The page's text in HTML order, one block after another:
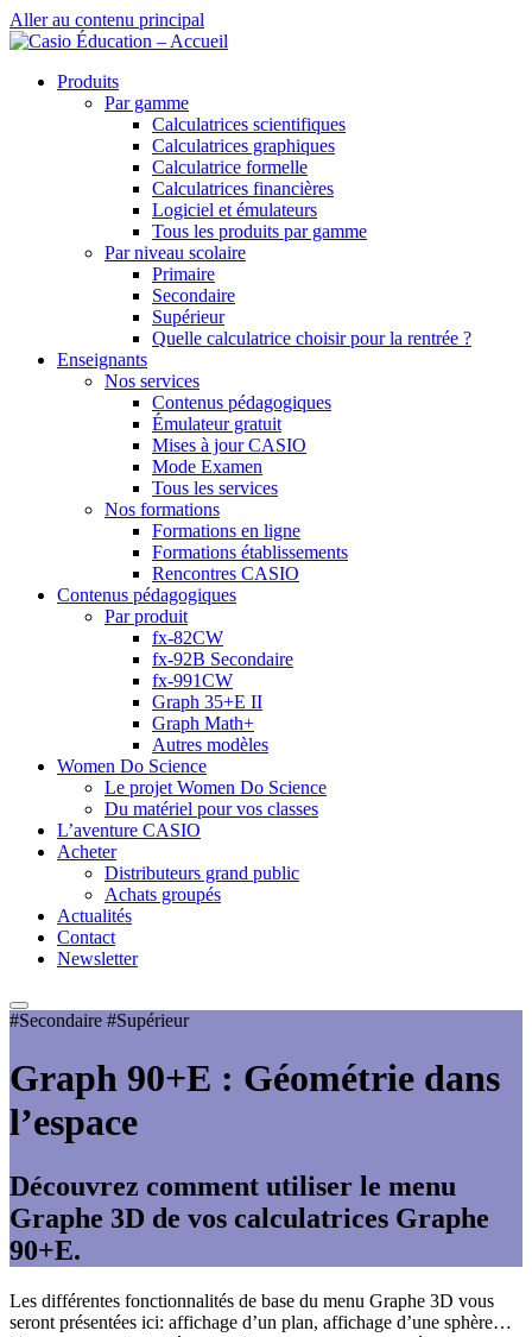
Aller au contenu principal
Produits
Par gamme
Calculatrices scientifiques
Calculatrices graphiques
Calculatrice formelle
Calculatrices financières
Logiciel et émulateurs
Tous les produits par gamme
Par niveau scolaire
Primaire
Secondaire
Supérieur
Quelle calculatrice choisir pour la rentrée ?
Enseignants
Nos services
Contenus pédagogiques
Émulateur gratuit
Mises à jour CASIO
Mode Examen
Tous les services
Nos formations
Formations en ligne
Formations établissements
Rencontres CASIO
Contenus pédagogiques
Par produit
fx-82CW
fx-92B Secondaire
fx-991CW
Graph 35+E II
Graph Math+
Autres modèles
Women Do Science
Le projet Women Do Science
Du matériel pour vos classes
L’aventure CASIO
Acheter
Distributeurs grand public
Achats groupés
Actualités
Contact
Newsletter
#Secondaire #Supérieur
Graph 90+E : Géométrie dans
l’espace
Découvrez comment utiliser le menu
Graphe 3D de vos calculatrices Graphe
90+E.
Les différentes fonctionnalités de base du menu Graphe 3D vous
seront présentées ici: affichage d’un plan, affichage d’une sphère…